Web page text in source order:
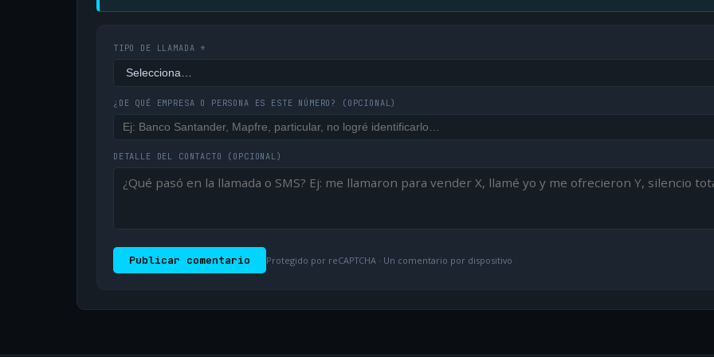
TIPO DE LLAMADA *
¿DE QUÉ EMPRESA O PERSONA ES ESTE NÚMERO? (OPCIONAL)
DETALLE DEL CONTACTO (OPCIONAL)
Publicar comentario Protegido por reCAPTCHA · Un comentario por dispositivo